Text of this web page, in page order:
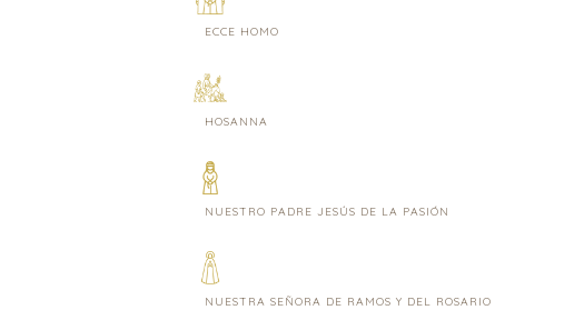
ECCE HOMO
HOSANNA
NUESTRO PADRE JESÚS DE LA PASIÓN
NUESTRA SEÑORA DE RAMOS Y DEL ROSARIO